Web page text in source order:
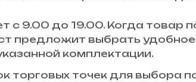
с 9.00 до 19.00. Когда товар
предложит выбрать
комплектации.
торговых точек для выбора